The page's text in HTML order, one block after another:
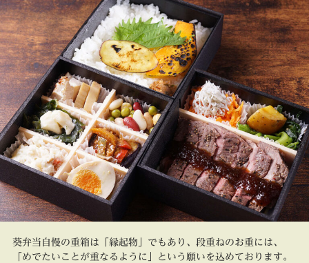
葵弁当自慢の重箱は「縁起物」でもあり、段重ねのお重には、
「めでたいことが重なるように」という願いを込めております。